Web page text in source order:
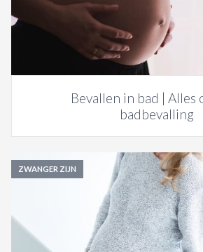
Bevallen in bad | Alles
badbevalling
ZWANGER ZIJN